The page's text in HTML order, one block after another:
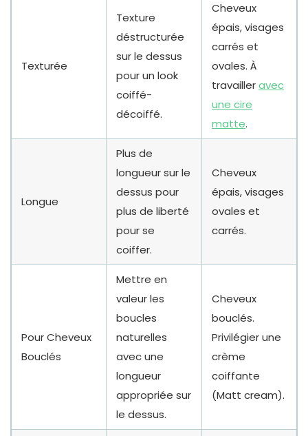
Texturée
Texture
déstructurée
sur le dessus
pour un look
coiffé-
décoiffé.
Cheveux
épais, visages
carrés et
ovales. À
travailleravec
une cire
matte.
Longue
Plus de
longueur sur le
dessus pour
plus de liberté
pour se
coiffer.
Cheveux
épais, visages
ovales et
carrés.
Pour Cheveux
Bouclés
Mettre en
valeur les
boucles
naturelles
avec une
longueur
appropriée sur
le dessus.
Cheveux
bouclés.
Privilégier une
crème
coiffante
(Matt cream).